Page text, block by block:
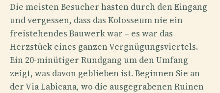
Die meisten Besucher hasten durch den Eingang
und vergessen, dass das Kolosseum nie ein
freistehendes Bauwerk war – es war das
Herzstück eines ganzen Vergnügungsviertels.
Ein 20-minütiger Rundgang um den Umfang
zeigt, was davon geblieben ist. Beginnen Sie an
der Via Labicana, wo die ausgegrabenen Ruinen